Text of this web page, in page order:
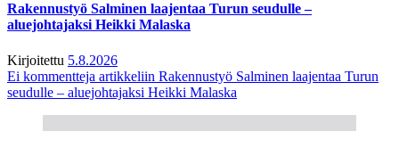
Rakennustyö Salminen laajentaa Turun seudulle –
aluejohtajaksi Heikki Malaska
Kirjoitettu 5.8.2026
Ei kommentteja artikkeliin Rakennustyö Salminen laajentaa Turun
seudulle – aluejohtajaksi Heikki Malaska